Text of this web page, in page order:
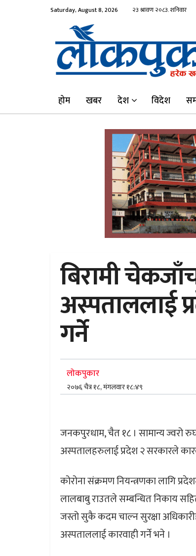
Saturday, August 8, 2026
होम खबर देश विदेश
बिरामी
अस्पताललाई
गर्ने
लोकपुकार
२०७६ चैत्र १८, मंगलवार १८:४९
जनकपुरधाम, चैत १८ । सामान्य ज्वरो
अस्पतालहरुलाई प्रदेश २ सरकारले
कोरोना संक्रमण नियन्त्रणका लागि
लालबाबु राउतले सम्बन्धित निकाय
जस्तो सुकै कदम चाल्न सुरक्षा
अस्पताललाई कारवाही गर्ने भने ।